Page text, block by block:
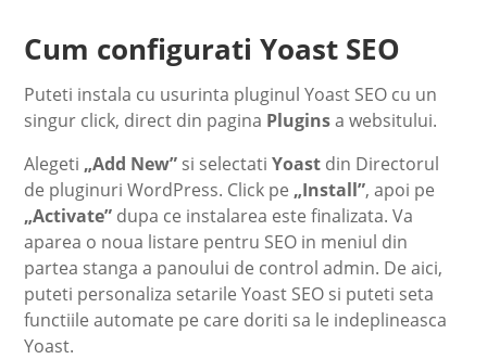
Cum configurati Yoast SEO
Puteti instala cu usurinta pluginul Yoast SEO cu un
singur click, direct din pagina Pluginsa websitului.
Alegeti „Add New” si selectatiYoast din Directorul
de pluginuri WordPress. Click pe „Install”, apoi pe
„Activate” dupa ce instalarea este finalizata. Va
aparea o noua listare pentru SEO in meniul din
partea stanga a panoului de control admin. De aici,
puteti personaliza setarile Yoast SEO si puteti seta
functiile automate pe care doriti sa le indeplineasca
Yoast.